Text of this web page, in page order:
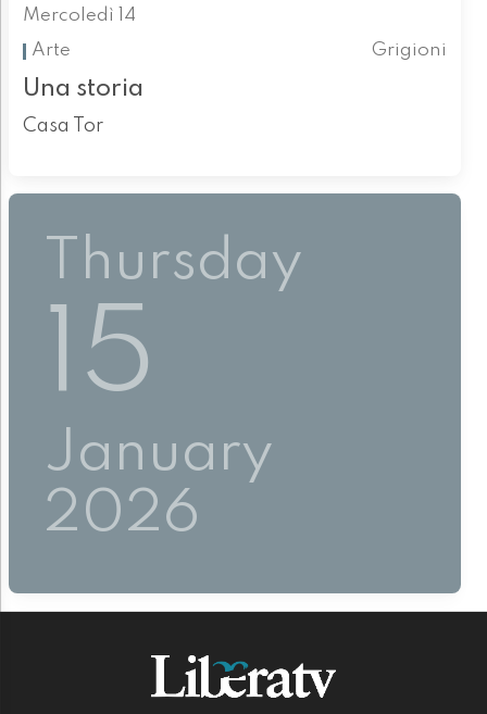
Mercoledì 14
Arte
Grigioni
Una storia
Casa Tor
Thursday
15
January
2026